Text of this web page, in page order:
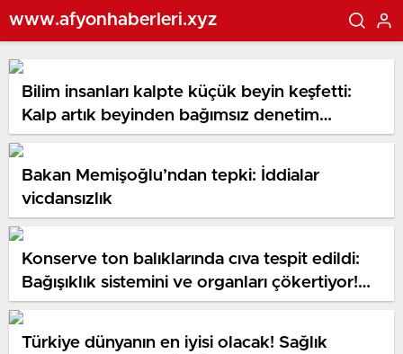
www.afyonhaberleri.xyz
Bilim insanları kalpte küçük beyin keşfetti:
Kalp artık beyinden bağımsız denetim
edilebilecek
Bakan Memişoğlu’ndan tepki: İddialar
vicdansızlık
Konserve ton balıklarında cıva tespit edildi:
Bağışıklık sistemini ve organları çökertiyor!
Avrupa’da cıva skandalı
Türkiye dünyanın en iyisi olacak! Sağlık